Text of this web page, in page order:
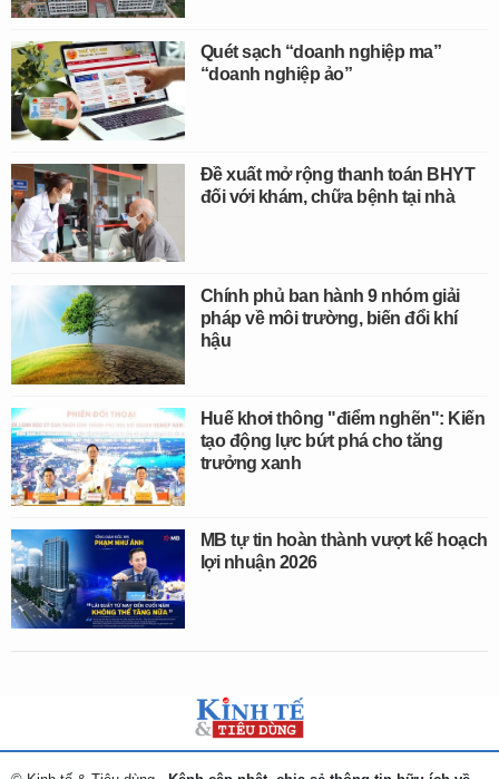
Quét sạch “doanh nghiệp ma”
“doanh nghiệp ảo”
Đề xuất mở rộng thanh toán BHYT
đối với khám, chữa bệnh tại nhà
Chính phủ ban hành 9 nhóm giải
pháp về môi trường, biến đổi khí
hậu
Huế khơi thông "điểm nghẽn": Kiến
tạo động lực bứt phá cho tăng
trưởng xanh
MB tự tin hoàn thành vượt kế hoạch
lợi nhuận 2026